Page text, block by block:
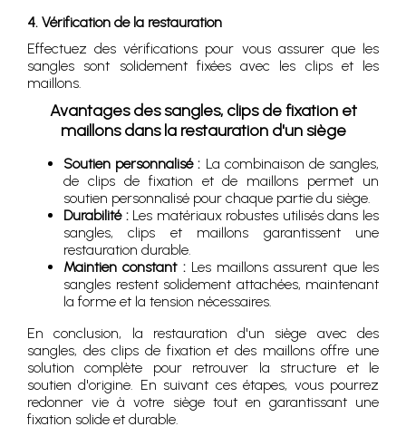
4. Vérification de la restauration
Effectuez des vérifications pour vous assurer que les
sangles sont solidement fixées avec les clips et les
maillons.
Avantages des sangles, clips de fixation et
maillons dans la restauration d'un siège
Soutien personnalisé : La combinaison de sangles,
de clips de fixation et de maillons permet un
soutien personnalisé pour chaque partie du siège.
Durabilité :Les matériaux robustes utilisés dans les
sangles, clips et maillons garantissent une
restauration durable.
Maintien constant :Les maillons assurent que les
sangles restent solidement attachées, maintenant
la forme et la tension nécessaires.
En conclusion, la restauration d'un siège avec des
sangles, des clips de fixation et des maillons offre une
solution complète pour retrouver la structure et le
soutien d'origine. En suivant ces étapes, vous pourrez
redonner vie à votre siège tout en garantissant une
fixation solide et durable.